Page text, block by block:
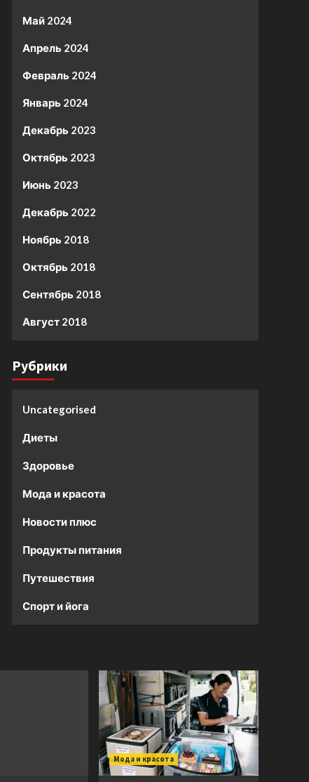
Май 2024
Апрель 2024
Февраль 2024
Январь 2024
Декабрь 2023
Октябрь 2023
Июнь 2023
Декабрь 2022
Ноябрь 2018
Октябрь 2018
Сентябрь 2018
Август 2018
Рубрики
Uncategorised
Диеты
Здоровье
Мода и красота
Новости плюс
Продукты питания
Путешествия
Спорт и йога
Мода и красота